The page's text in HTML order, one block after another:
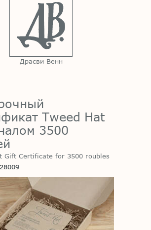
Драсви Венн
Tweed Hat
3500
Gift Certificate for 3500 roubles